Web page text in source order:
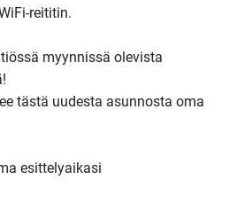
reititin.
myynnissä olevista
tästä uudesta asunnosta oma
esittelyaikasi